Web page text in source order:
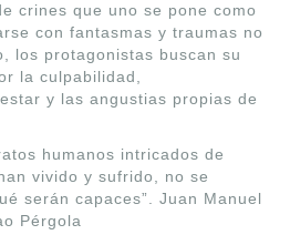
crines que uno se pone como
con fantasmas y traumas no
los protagonistas buscan su
la culpabilidad,
y las angustias propias de
humanos intricados de
vivido y sufrido, no se
serán capaces”. Juan Manuel
Pérgola